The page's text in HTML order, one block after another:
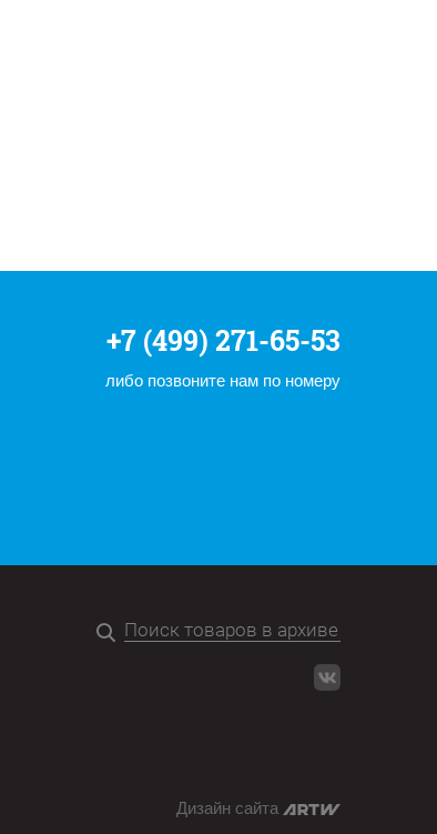
+7 (499) 271-65-53
либо позвоните нам по номеру
Дизайн сайта